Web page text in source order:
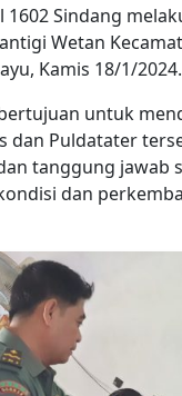
Sindang
Wetan
Kamis 18/1/2024.
untuk
dan Puldatater
tanggung jawab
dan